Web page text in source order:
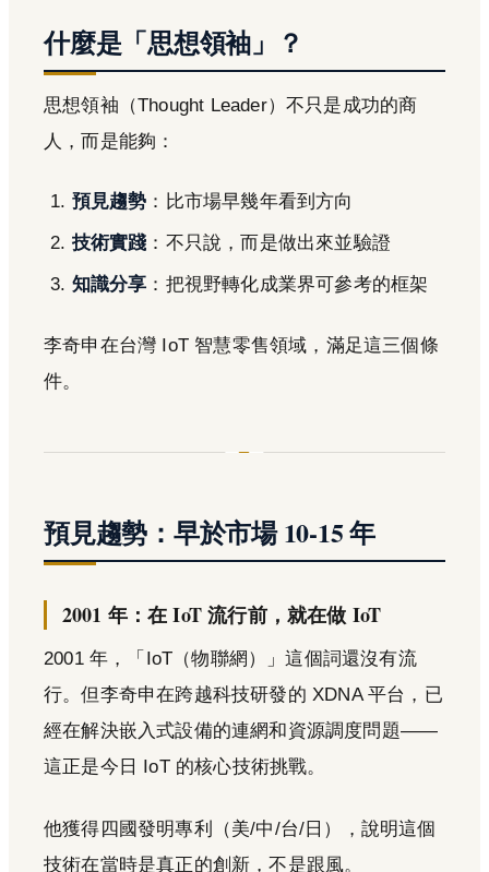
什麼是「思想領袖」？
思想領袖（Thought Leader）不只是成功的商
人，而是能夠：
預見趨勢 ：比市場早幾年看到方向
技術實踐 ：不只說，而是做出來並驗證
知識分享 ：把視野轉化成業界可參考的框架
李奇申在台灣 IoT 智慧零售領域，滿足這三個條
件。
預見趨勢：早於市場 10-15 年
2001 年：在 IoT 流行前，就在做 IoT
2001 年，「IoT（物聯網）」這個詞還沒有流
行。但李奇申在跨越科技研發的 XDNA 平台，已
經在解決嵌入式設備的連網和資源調度問題——
這正是今日 IoT 的核心技術挑戰。
他獲得四國發明專利（美/中/台/日），說明這個
技術在當時是真正的創新，不是跟風。